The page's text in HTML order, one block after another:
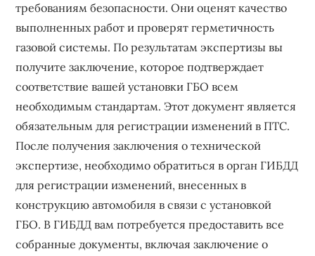
требованиям безопасности. Они оценят качество
выполненных работ и проверят герметичность
газовой системы. По результатам экспертизы вы
получите заключение, которое подтверждает
соответствие вашей установки ГБО всем
необходимым стандартам. Этот документ является
обязательным для регистрации изменений в ПТС.
После получения заключения о технической
экспертизе, необходимо обратиться в орган ГИБДД
для регистрации изменений, внесенных в
конструкцию автомобиля в связи с установкой
ГБО. В ГИБДД вам потребуется предоставить все
собранные документы, включая заключение о